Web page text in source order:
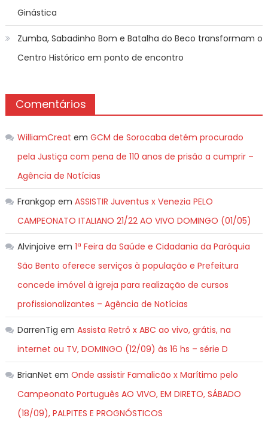
Ginástica
Zumba, Sabadinho Bom e Batalha do Beco transformam o
Centro Histórico em ponto de encontro
Comentários
WilliamCreat em GCM de Sorocaba detém procurado
pela Justiça com pena de 110 anos de prisão a cumprir –
Agência de Notícias
Frankgop em ASSISTIR Juventus x Venezia PELO
CAMPEONATO ITALIANO 21/22 AO VIVO DOMINGO (01/05)
Alvinjoive em 1ª Feira da Saúde e Cidadania da Paróquia
São Bento oferece serviços à população e Prefeitura
concede imóvel à igreja para realização de cursos
profissionalizantes – Agência de Notícias
DarrenTig em Assista Retrô x ABC ao vivo, grátis, na
internet ou TV, DOMINGO (12/09) às 16 hs – série D
BrianNet em Onde assistir Famalicão x Marítimo pelo
Campeonato Português AO VIVO, EM DIRETO, SÁBADO
(18/09), PALPITES E PROGNÓSTICOS